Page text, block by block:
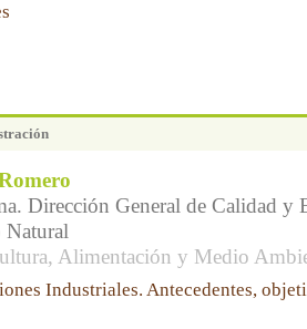
Dirección General de Calidad y
Alimentación y Medio
Industriales. Antecedentes,